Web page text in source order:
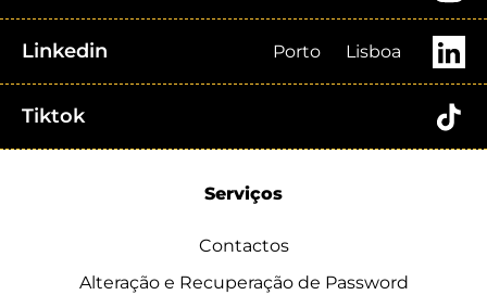
Linkedin Porto Lisboa
Tiktok
Serviços
Contactos
Alteração e Recuperação de Password